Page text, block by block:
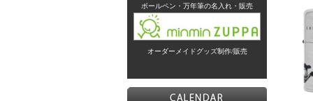
ボールペン・万年筆の名入れ・販売
オーダーメイドグッズ制作/販売